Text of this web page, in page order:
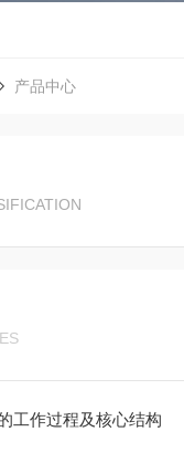
产品中心
工作过程及核心结构